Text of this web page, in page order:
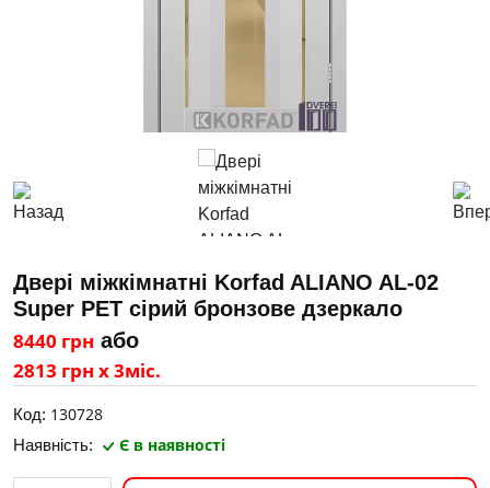
Двері міжкімнатні Korfad ALIANO AL-02
Super PET сірий бронзове дзеркало
8440 грн або
2813 грн х 3міс.
Код: 130728
Наявність: Є в наявності